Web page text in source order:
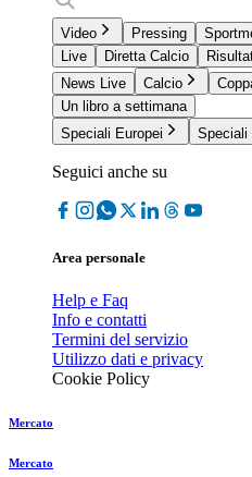
Video Pressing
Live
Diretta Calcio
News Live
Calcio
Un libro a settimana
Speciali Europei
Speciali
Seguici anche su
Area personale
Help e Faq
Info e contatti
Termini del servizio
Utilizzo dati e privacy
Cookie Policy
Mercato
Mercato